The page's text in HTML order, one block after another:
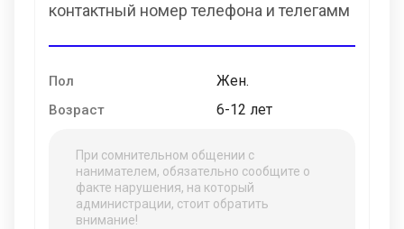
контактный номер телефона и телегамм
Пол Жен.
Возраст 6-12 лет
При сомнительном общении с
нанимателем, обязательно сообщите о
факте нарушения, на который
администрации, стоит обратить
внимание!